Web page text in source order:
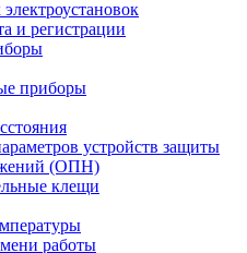
и регистрации
приборы
устройств защиты
(ОПН)
клещи
работы